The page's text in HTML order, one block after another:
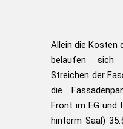
Allein die Kosten
belaufen sich
Streichen der
die
Front im EG und
hinterm Saal)